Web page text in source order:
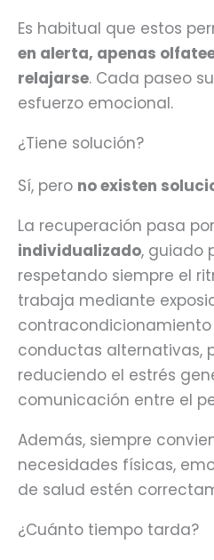
Es habitual que estos
en alerta, apenas
relajarse. Cada paseo
esfuerzo emocional.
¿Tiene solución?
Sí, pero no existen
La recuperación pasa
individualizado, guiado
respetando siempre el
trabaja mediante
conductas alternativas,
reduciendo el estrés
comunicación entre el
Además, siempre
necesidades físicas,
de salud estén
¿Cuánto tiempo tarda?